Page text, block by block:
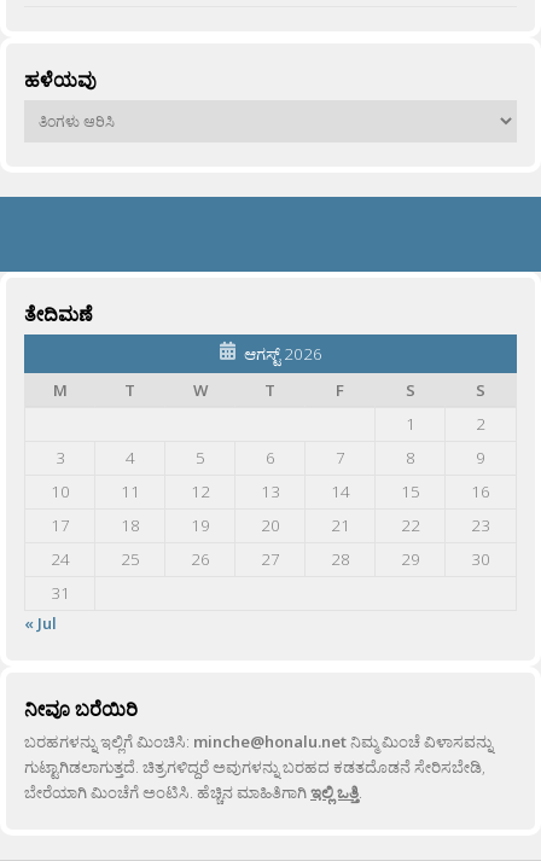
ಹಳೆಯವು
ಹಳೆಯವು
ತೇದಿಮಣೆ
ಆಗಸ್ಟ್ 2026
M
T W T F S
S
1
2
3
4 5 6 7 8
9
10
11 12 13 14 15
16
17
18 19 20 21 22
23
24
25 26 27 28 29
30
31
« Jul
ನೀವೂ ಬರೆಯಿರಿ
ಬರಹಗಳನ್ನು ಇಲ್ಲಿಗೆ ಮಿಂಚಿಸಿ: minche@honalu.netನಿಮ್ಮ ಮಿಂಚೆ ವಿಳಾಸವನ್ನು
ಗುಟ್ಟಾಗಿಡಲಾಗುತ್ತದೆ. ಚಿತ್ರಗಳಿದ್ದರೆ ಅವುಗಳನ್ನು ಬರಹದ ಕಡತದೊಡನೆ ಸೇರಿಸಬೇಡಿ,
ಬೇರೆಯಾಗಿ ಮಿಂಚೆಗೆ ಅಂಟಿಸಿ. ಹೆಚ್ಚಿನ ಮಾಹಿತಿಗಾಗಿಇಲ್ಲಿ ಒತ್ತಿ.